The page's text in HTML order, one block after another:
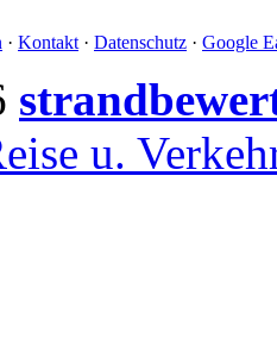
· Kontakt · Datenschutz · Google
u.